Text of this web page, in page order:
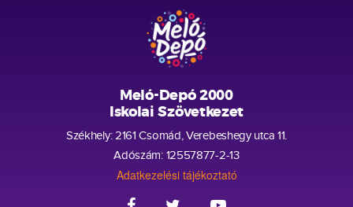
Meló-Depó 2000
Iskolai Szövetkezet
Székhely: 2161 Csomád, Verebeshegy utca 11.
Adószám: 12557877-2-13
Adatkezelési tájékoztató